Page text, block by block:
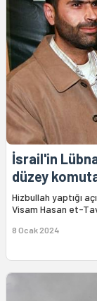
İsrail'in
düzey
Hizbullah yaptığı
Visam Hasan et-
8 Ocak 2024